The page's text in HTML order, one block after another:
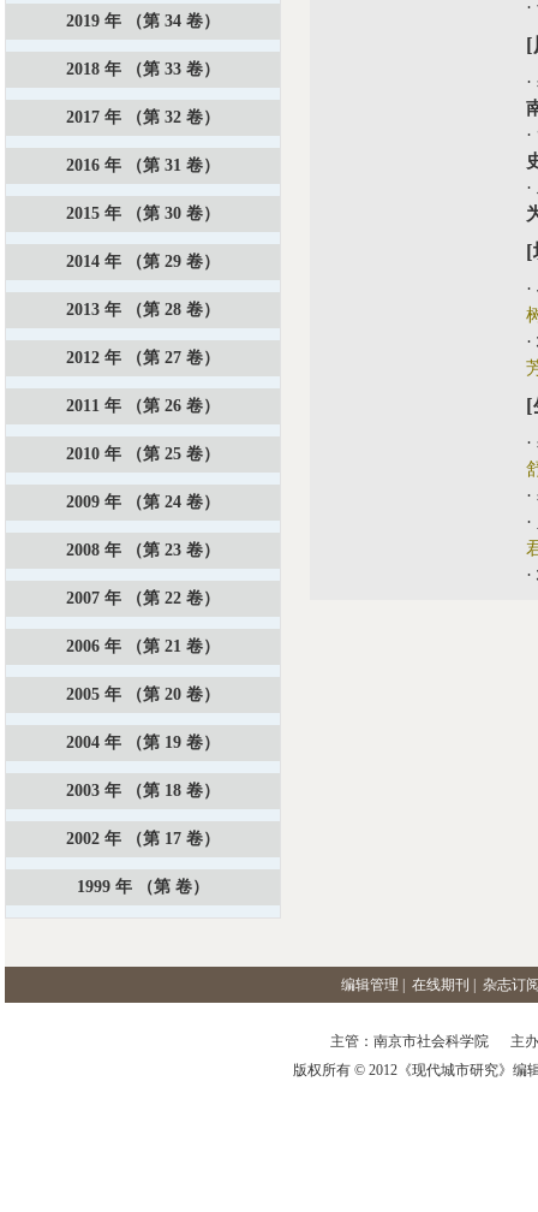
·
[
·
·
·
[
·
·
[
·
·
·
·
2019 年 （第 34 卷）
2018 年 （第 33 卷）
2017 年 （第 32 卷）
2016 年 （第 31 卷）
2015 年 （第 30 卷）
2014 年 （第 29 卷）
2013 年 （第 28 卷）
2012 年 （第 27 卷）
2011 年 （第 26 卷）
2010 年 （第 25 卷）
2009 年 （第 24 卷）
2008 年 （第 23 卷）
2007 年 （第 22 卷）
2006 年 （第 21 卷）
2005 年 （第 20 卷）
2004 年 （第 19 卷）
2003 年 （第 18 卷）
2002 年 （第 17 卷）
1999 年 （第 卷）
编辑管理 在线期刊 杂志订
主管：南京市社会科学院 主
版权所有 © 2012《现代城市研究》编